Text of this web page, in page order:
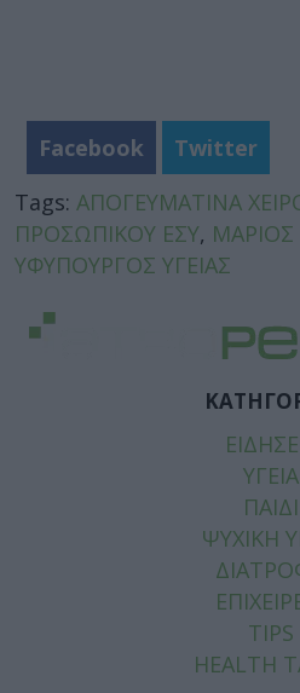
Facebook
Twitter
Tags: ΑΠΟΓΕΥΜΑΤΙΝΑ
ΠΡΟΣΩΠΙΚΟΥ ΕΣΥ,
ΥΦΥΠΟΥΡΓΟΣ ΥΓΕΙΑΣ
ΥΓΕΙΑ
ΠΑΙΔΙ
ΨΥΧΙΚΗ
TIPS
HEALTH